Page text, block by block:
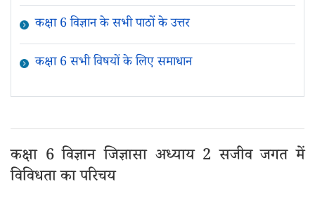
कक्षा 6 विज्ञान के सभी पाठों के उत्तर
कक्षा 6 सभी विषयों के लिए समाधान
कक्षा 6 विज्ञान जिज्ञासा अध्‍याय 2 सजीव जगत में
विविधता का परिचय